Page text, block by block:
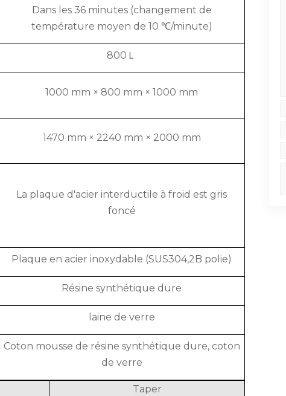
Dans les 36 minutes (changement de
température moyen de 10 ℃/minute)
800Ｌ
1000 mm × 800 mm × 1000 mm
1470 mm × 2240 mm × 2000 mm
La plaque d'acier interductile à froid est gris
foncé
Plaque en acier inoxydable (SUS304,2B polie)
Résine synthétique dure
laine de verre
Coton mousse de résine synthétique dure, coton
de verre
Taper